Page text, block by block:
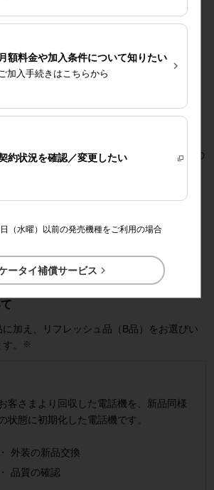
My docomoへ
約限定ポイント還元特典
カード GOLD、dカード GOLD Uをご契約の
。詳しくは
クモバイルサポート特典
ご契約のお客さま向けのポイント還元特典
加え、リフレッシュ品（B品）をお選びい
。
※
客さまより回収した電話機を、新品同様
状態に初期化した電話機です。
外装の新品交換
品質の確認
月額料金や加入条件について知りたい
加入手続きはこちらから

約状況を確認／変更したい
（水曜）以前の発売機種をご利用の場合
ータイ補償サービス